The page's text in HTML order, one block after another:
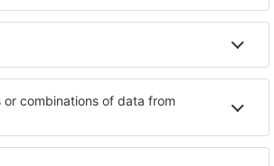
Dacă doriţi cazare de lux în San
imediat una care să se potrivească.
pentru vacanță sau călătoria de
Puteți rezerva cazare în San Roman
pentru persoanele cu dizabilități,
cei care călătoresc cu animale de